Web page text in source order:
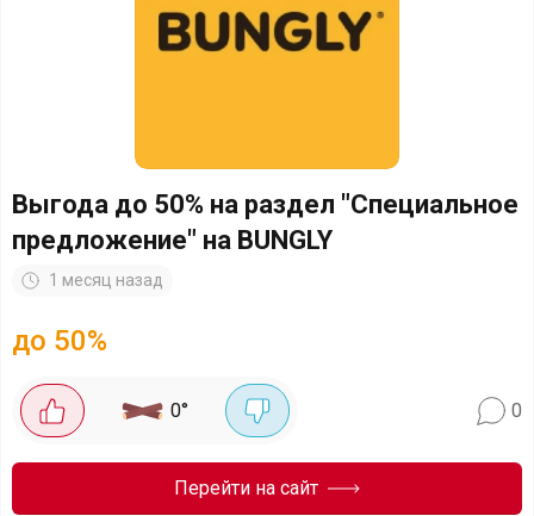
Выгода до 50% на раздел "Специальное
предложение" на BUNGLY
1 месяц назад
до 50%
0° 0
Перейти на сайт